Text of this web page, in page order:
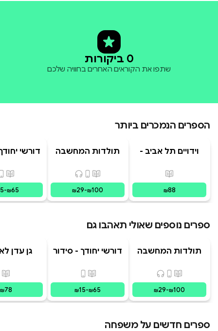
0 ביקורות
שתפו את הקוראים האחרים בחוויה שלכם
הספרים הנמכרים ביותר
וידויים תל אביב -
פורמטים זמינים
מודפס
₪88
תולדות המחשבה
פורמטים זמינים
מודפס,
₪29-₪100
דורשי
-₪65
ספרים נוספים שאולי תאהבו גם
תולדות המחשבה
פורמטים זמינים
מודפס, דיגיטלי, קולי
₪29-₪100
דורשי יחודך - סידור
פורמטים זמינים
מודפס,
₪15-₪65
גן עדן
₪78
ספרים חדשים על משפחה